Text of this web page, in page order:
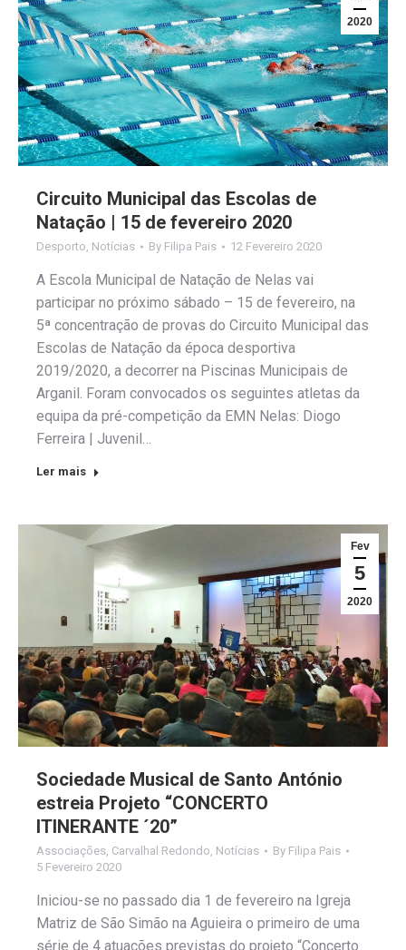
2020
Circuito Municipal das Escolas de
Natação | 15 de fevereiro 2020
Desporto, Notícias By Filipa Pais 12 Fevereiro 2020
A Escola Municipal de Natação de Nelas vai
participar no próximo sábado – 15 de fevereiro, na
5ª concentração de provas do Circuito Municipal das
Escolas de Natação da época desportiva
2019/2020, a decorrer na Piscinas Municipais de
Arganil. Foram convocados os seguintes atletas da
equipa da pré-competição da EMN Nelas: Diogo
Ferreira | Juvenil…
Ler mais
Fev
5
2020
Sociedade Musical de Santo António
estreia Projeto “CONCERTO
ITINERANTE ´20”
Associações Carvalhal Redondo Notícias By Filipa Pais
5 Fevereiro 2020
Iniciou-se no passado dia 1 de fevereiro na Igreja
Matriz de São Simão na Aguieira o primeiro de uma
série de 4 atuações previstas do projeto “Concerto